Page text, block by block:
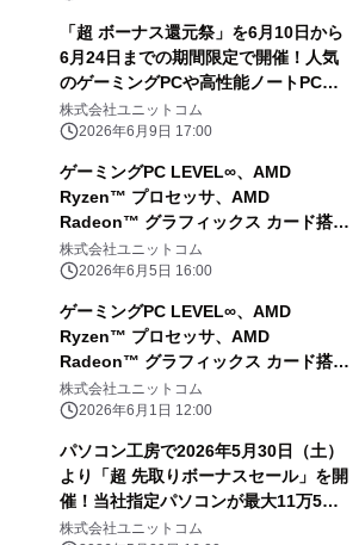
「超 ボーナス還元祭」を6月10日から
6月24日までの期間限定で開催！人気
のゲーミングPCや高性能ノートPCな
ど対象iiyama PCのご購入で最大3万円
分相当を還元
株式会社ユニットコム
2026年6月9日 17:00
ゲーミングPC LEVEL∞、AMD
Ryzen™ プロセッサ、AMD
Radeon™ グラフィックス カード搭載
『DEATH STRANDING 2: ON THE
BEACH』推奨PC発売
株式会社ユニットコム
2026年6月5日 16:00
ゲーミングPC LEVEL∞、AMD
Ryzen™ プロセッサ、AMD
Radeon™ グラフィックス カード搭載
『モンスターハンターストーリーズ
3 ～運命の双竜～』動作確認済PC発
株式会社ユニットコム
2026年6月1日 12:00
パソコン工房で2026年5月30日（土）
より「超 先取りボーナスセール」を開
催！当社指定パソコンが最大11万5千
円引き、さらにセール期間限定の「PC
株式会社ユニットコム